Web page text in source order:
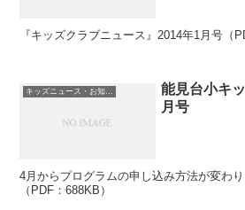
『キッズクラブニュース』2014年1月号（
キッズニュース・お知らせ
能見台小キ
月号
4月からプログラムの申し込み方法が変わ
（PDF：688KB）